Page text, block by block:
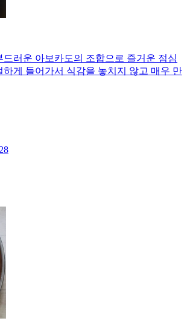
드러운 아보카도의 조합으로 즐거운 점심
하게 들어가서 식감을 놓치지 않고 매우 만